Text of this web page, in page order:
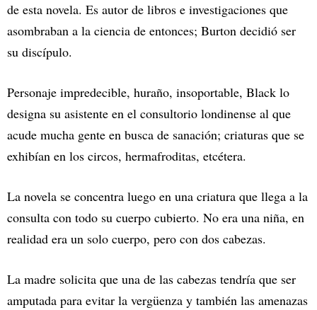
de esta novela. Es autor de libros e investigaciones que
asombraban a la ciencia de entonces; Burton decidió ser
su discípulo.
Personaje impredecible, huraño, insoportable, Black lo
designa su asistente en el consultorio londinense al que
acude mucha gente en busca de sanación; criaturas que se
exhibían en los circos, hermafroditas, etcétera.
La novela se concentra luego en una criatura que llega a la
consulta con todo su cuerpo cubierto. No era una niña, en
realidad era un solo cuerpo, pero con dos cabezas.
La madre solicita que una de las cabezas tendría que ser
amputada para evitar la vergüenza y también las amenazas